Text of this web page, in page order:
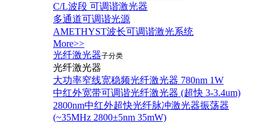
C/L波段 可调谐激光器
多通道可调谐光源
AMETHYST波长可调谐激光系统
More>>
光纤激光器子分类
光纤激光器
大功率窄线宽稳频光纤激光器 780nm 1W
中红外宽带可调谐光纤激光器 (超快 3-3.4um)
2800nm中红外超快光纤脉冲激光器振荡器
(~35MHz 2800±5nm 35mW)